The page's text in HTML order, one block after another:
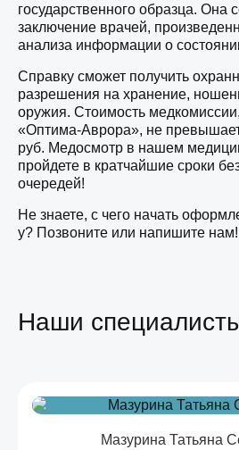
государственного образца. Она
заключение врачей,
анализа информации о
Справку сможет получить
разрешения на хранение,
оружия. Стоимость
«Оптима-Аврора», не
руб. Медосмотр в нашем
пройдете в кратчайшие сроки
очередей!
Не знаете, с чего начать
у? Позвоните или напишите нам!
Наши
Мазурина Татьяна